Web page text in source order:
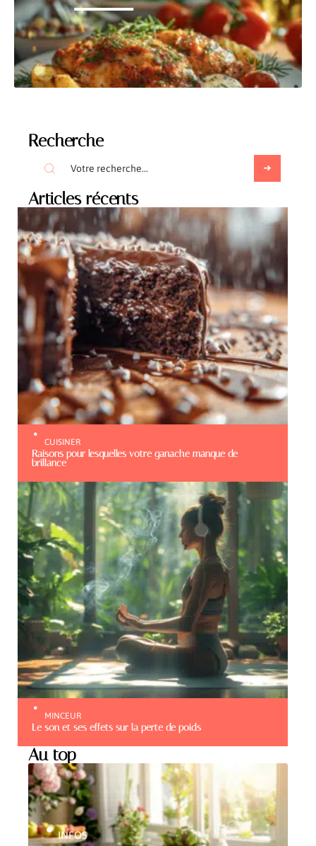
Recherche
Articles récents
CUISINER
Raisons pour lesquelles votre ganache manque de
brillance
MINCEUR
Le son et ses effets sur la perte de poids
Au top
INFOS